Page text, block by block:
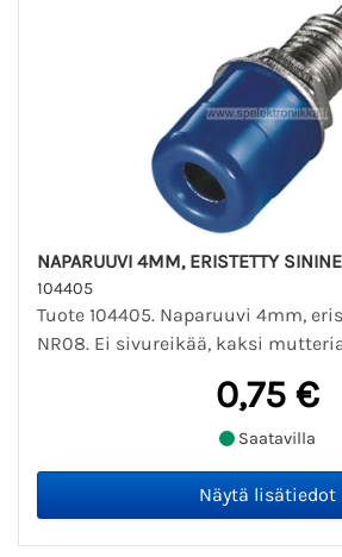
NAPARUUVI 4MM, ERISTETTY
104405
Tuote 104405. Naparuuvi 4mm,
NR08. Ei sivureikää, kaksi
0,75 €
Saatavilla